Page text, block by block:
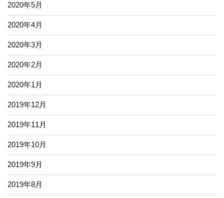
2020年5月
2020年4月
2020年3月
2020年2月
2020年1月
2019年12月
2019年11月
2019年10月
2019年9月
2019年8月